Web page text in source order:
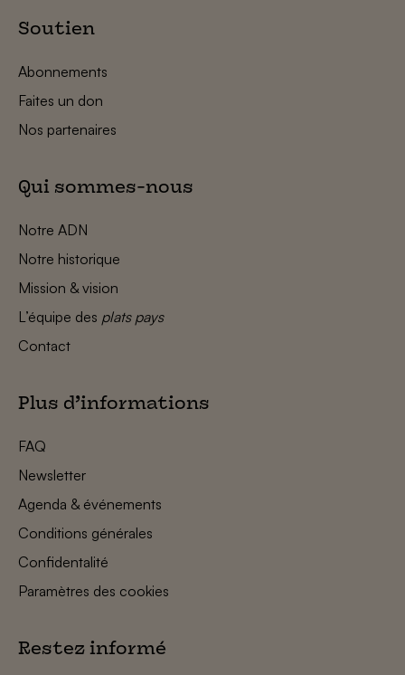
Soutien
Abonnements
Faites un don
Nos partenaires
Qui sommes-nous
Notre ADN
Notre historique
Mission & vision
L’équipe des plats pays
Contact
Plus d’informations
FAQ
Newsletter
Agenda & événements
Conditions générales
Confidentalité
Paramètres des cookies
Restez informé